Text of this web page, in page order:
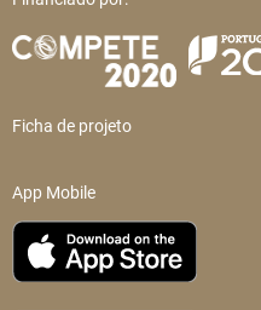
Ficha de projeto
App Mobile